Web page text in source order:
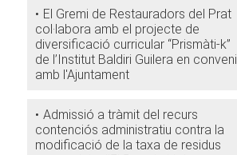
El Gremi de Restauradors del Prat
col·labora amb el projecte de
diversificació curricular “Prismàti-k”
de l’Institut Baldiri Guilera en conveni
amb l'Ajuntament
Admissió a tràmit del recurs
contenciós administratiu contra la
modificació de la taxa de residus